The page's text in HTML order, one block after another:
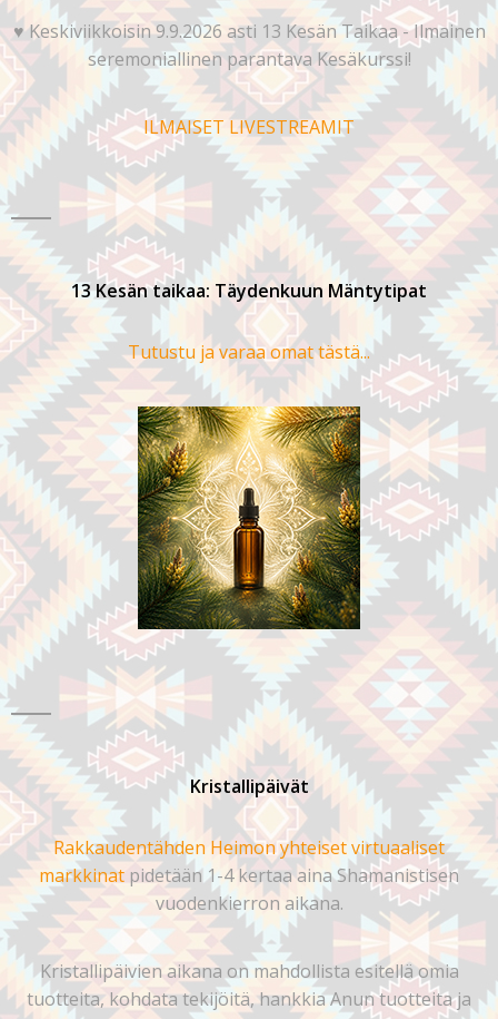
♥️ Keskiviikkoisin 9.9.2026 asti 13 Kesän Taikaa - Ilmainen
seremoniallinen parantava Kesäkurssi!
ILMAISET LIVESTREAMIT
13 Kesän taikaa: Täydenkuun Mäntytipat
Tutustu ja varaa omat tästä...
Kristallipäivät
Rakkaudentähden Heimon yhteiset virtuaaliset
markkinat pidetään 1-4 kertaa aina Shamanistisen
vuodenkierron aikana.
Kristallipäivien aikana on mahdollista esitellä omia
tuotteita, kohdata tekijöitä, hankkia Anun tuotteita ja